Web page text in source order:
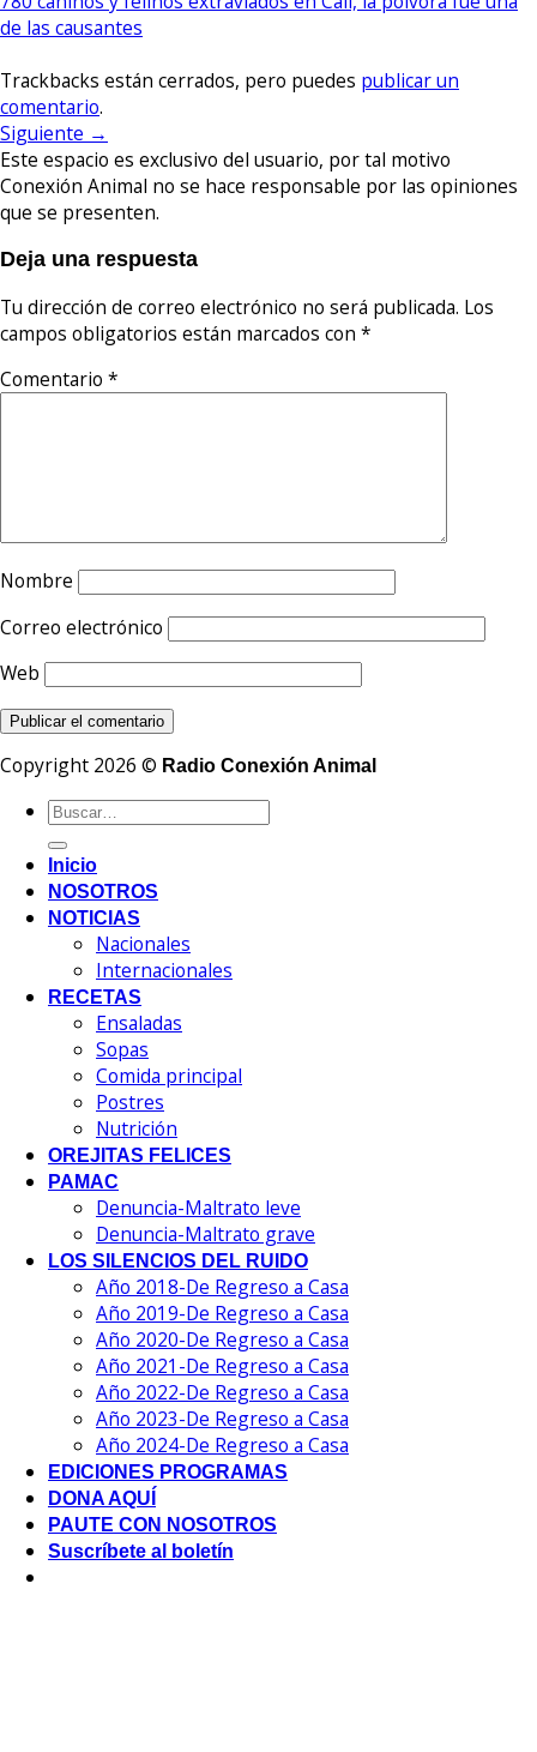
de las causantes
Trackbacks están cerrados, pero puedes publicar un
comentario.
Siguiente →
Este espacio es exclusivo del usuario, por tal motivo
Conexión Animal no se hace responsable por las opiniones
que se presenten.
Deja una respuesta
Tu dirección de correo electrónico no será publicada. Los
campos obligatorios están marcados con *
Comentario *
Nombre
Correo electrónico
Web
Copyright 2026 © Radio Conexión Animal
Inicio
NOSOTROS
NOTICIAS
Nacionales
Internacionales
RECETAS
Ensaladas
Sopas
Comida principal
Postres
Nutrición
OREJITAS FELICES
PAMAC
Denuncia-Maltrato leve
Denuncia-Maltrato grave
LOS SILENCIOS DEL RUIDO
Año 2018-De Regreso a Casa
Año 2019-De Regreso a Casa
Año 2020-De Regreso a Casa
Año 2021-De Regreso a Casa
Año 2022-De Regreso a Casa
Año 2023-De Regreso a Casa
Año 2024-De Regreso a Casa
EDICIONES PROGRAMAS
DONA AQUÍ
PAUTE CON NOSOTROS
Suscríbete al boletín